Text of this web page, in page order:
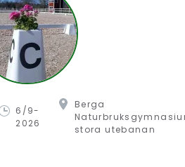
6/9-
2026
Berga
stora utebanan